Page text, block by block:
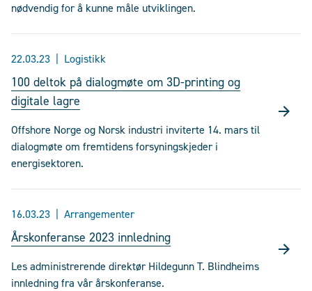
nødvendig for å kunne måle utviklingen.
22.03.23 Logistikk
100 deltok på dialogmøte om 3D-printing og
digitale lagre
Offshore Norge og Norsk industri inviterte 14. mars til
dialogmøte om fremtidens forsyningskjeder i
energisektoren.
16.03.23 Arrangementer
Årskonferanse 2023 innledning
Les administrerende direktør Hildegunn T. Blindheims
innledning fra vår årskonferanse.